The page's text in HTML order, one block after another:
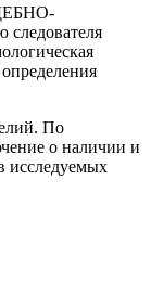
По
о наличии и
исследуемых